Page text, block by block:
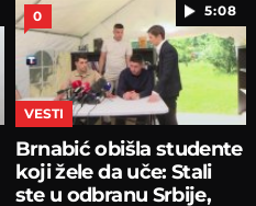
5:08
0
VESTI
Brnabić obišla studente
koji žele da uče: Stali
ste u odbranu Srbije,